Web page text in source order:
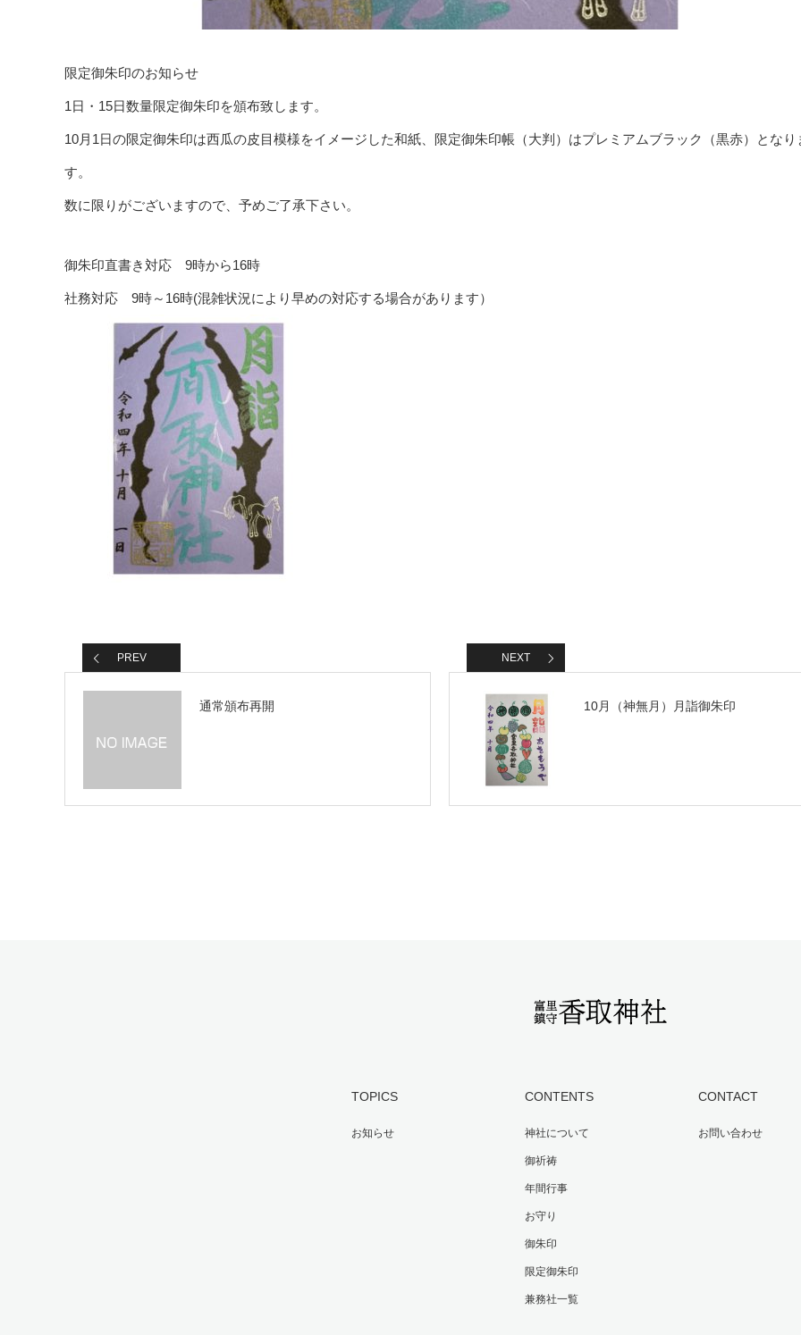
限定御朱印のお知らせ
1日・15日数量限定御朱印を頒布致します。
10月1日の限定御朱印は西瓜の皮目模様をイメージした和紙、限定御朱印帳（大判）はプレミアムブラック（黒赤）となり
す。
数に限りがございますので、予めご了承下さい。
御朱印直書き対応 9時から16時
社務対応 9時～16時(混雑状況により早めの対応する場合があります）
PREV
通常頒布再開
NEXT
10月（神無月）月詣御朱印
TOPICS
お知らせ
CONTENTS
神社について
御祈祷
年間行事
お守り
御朱印
限定御朱印
兼務社一覧
CONTACT
お問い合わせ